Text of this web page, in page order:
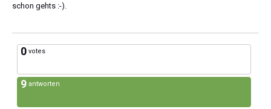
schon gehts :-).
0 votes
9 antworten